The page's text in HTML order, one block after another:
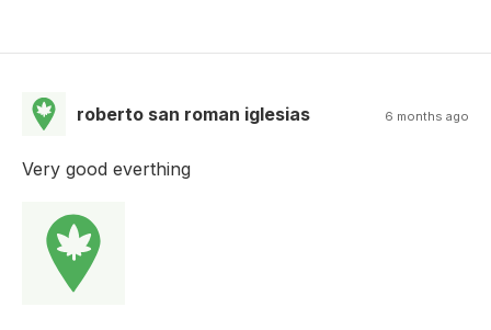
roberto san roman iglesias 6 months ago
Very good everthing